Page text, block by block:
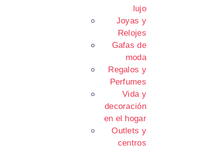
lujo
Joyas y
Relojes
Gafas de
moda
Regalos y
Perfumes
Vida y
decoración
en el hogar
Outlets y
centros